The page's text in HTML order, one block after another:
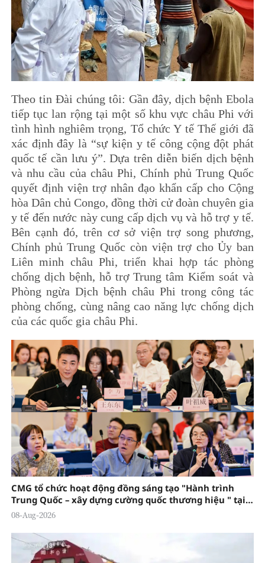
Theo tin Đài chúng tôi: Gần đây, dịch bệnh Ebola
tiếp tục lan rộng tại một số khu vực châu Phi với
tình hình nghiêm trọng, Tổ chức Y tế Thế giới đã
xác định đây là “sự kiện y tế công cộng đột phát
quốc tế cần lưu ý”. Dựa trên diễn biến dịch bệnh
và nhu cầu của châu Phi, Chính phủ Trung Quốc
quyết định viện trợ nhân đạo khẩn cấp cho Cộng
hòa Dân chủ Congo, đồng thời cử đoàn chuyên gia
y tế đến nước này cung cấp dịch vụ và hỗ trợ y tế.
Bên cạnh đó, trên cơ sở viện trợ song phương,
Chính phủ Trung Quốc còn viện trợ cho Ủy ban
Liên minh châu Phi, triển khai hợp tác phòng
chống dịch bệnh, hỗ trợ Trung tâm Kiểm soát và
Phòng ngừa Dịch bệnh châu Phi trong công tác
phòng chống, cùng nâng cao năng lực chống dịch
của các quốc gia châu Phi.
CMG tổ chức hoạt động đồng sáng tạo "Hành trình
Trung Quốc – xây dựng cường quốc thương hiệu " tại
Đông Quản
08-Aug-2026